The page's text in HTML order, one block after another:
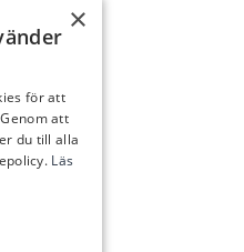
×
för att
att
du till alla
Läs